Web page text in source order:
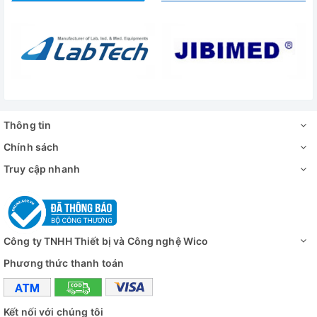
Thông tin
Chính sách
Truy cập nhanh
Công ty TNHH Thiết bị và Công nghệ Wico
Phương thức thanh toán
Kết nối với chúng tôi